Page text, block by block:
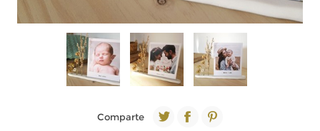
Comparte